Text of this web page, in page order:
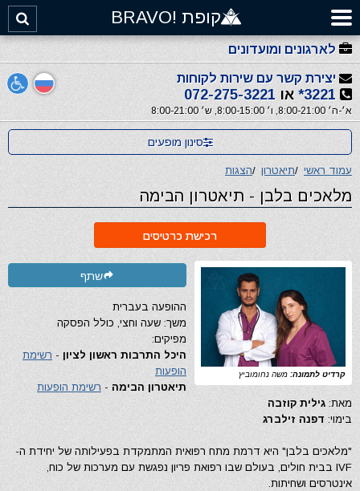
קופת !BRAVO
לארגונים ומועדונים
יצירת קשר עם שירות לקוחות
3221* או 072-275-3221
א׳-ה׳ 8:00-21:00, ו׳ 8:00-15:00, ש׳ 8:00-21:00
סינון מופעים
עמוד ראשי /תיאטרון /הצגות
מלאכים בלבן - תיאטרון הבימה
רכישת כרטיסים
קרדיט לתמונה: משה נחומוביץ
שתף
ההופעה בעברית
משך: שעה וחצי, כולל הפסקה
מפיקים:
היכל התרבות ראשון לציון - רשימת
הופעות
תיאטרון הבימה - רשימת הופעות
מאת: גילית קוזבה
בימוי: דפנה זילברג
"מלאכים בלבן" היא דרמת מתח רפואית המתמקדת בפעילותה של יחידת ה-
IVF בבית חולים, בעולם שבו רפואת פריון נפגשת עם מערכות של כוח,
אינטרסים ושחיתות.